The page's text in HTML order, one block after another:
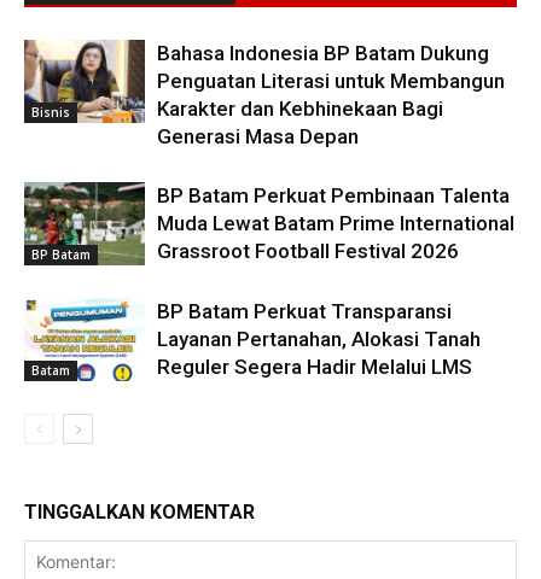
Bisnis
Bahasa Indonesia BP Batam Dukung
Penguatan Literasi untuk Membangun
Karakter dan Kebhinekaan Bagi
Generasi Masa Depan
BP Batam
BP Batam Perkuat Pembinaan Talenta
Muda Lewat Batam Prime International
Grassroot Football Festival 2026
Batam
BP Batam Perkuat Transparansi
Layanan Pertanahan, Alokasi Tanah
Reguler Segera Hadir Melalui LMS
TINGGALKAN KOMENTAR